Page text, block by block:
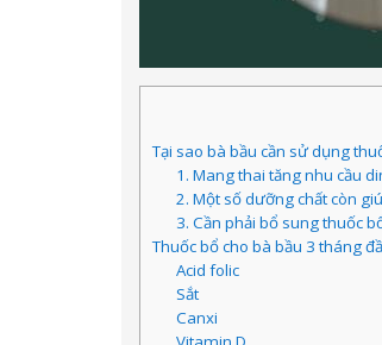
Tại sao bà bầu cần sử dụng
1. Mang thai tăng nhu cầu
2. Một số dưỡng chất còn
3. Cần phải bổ sung thuốc
Thuốc bổ cho bà bầu 3 tháng
Acid folic
Sắt
Canxi